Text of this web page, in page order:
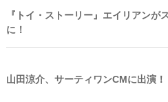
『トイ・ストーリー』エイリアンが
に！
山田涼介、サーティワンCMに出演！